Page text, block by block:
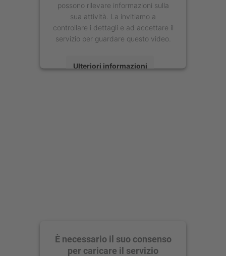
possono rilevare informazioni sulla
sua attività. La invitiamo a
controllare i dettagli e ad accettare il
servizio per guardare questo video.
Ulteriori informazioni
È necessario il suo consenso
per caricare il servizio